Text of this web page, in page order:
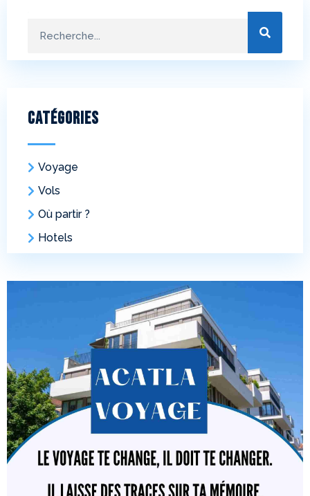
Catégories
Voyage
Vols
Où partir ?
Hotels